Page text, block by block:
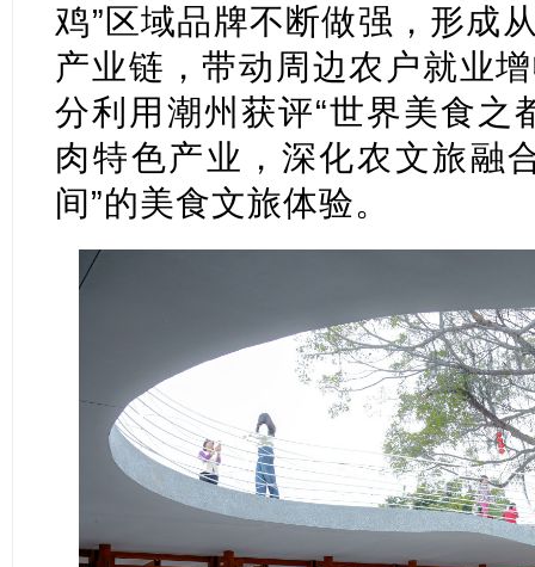
鸡”区域品牌不断做强，形成
产业链，带动周边农户就业
分利用潮州获评“世界美食之
肉特色产业，深化农文旅融
间”的美食文旅体验。